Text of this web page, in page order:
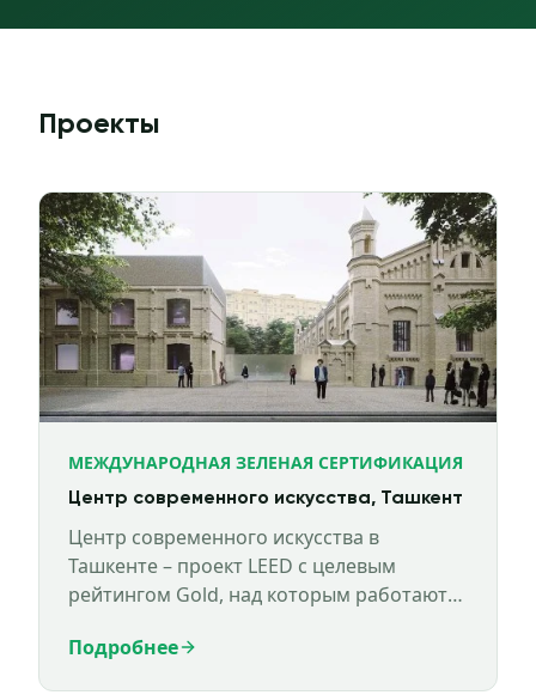
Проекты
МЕЖДУНАРОДНАЯ ЗЕЛЕНАЯ СЕРТИФИКАЦИЯ
Центр современного искусства, Ташкент
Центр современного искусства в
Ташкенте – проект LEED c целевым
рейтингом Gold, над которым работают
Подробнее